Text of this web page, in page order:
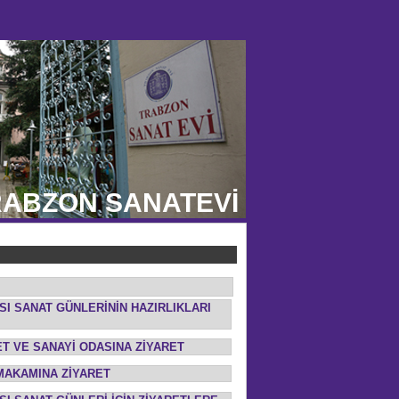
SANATEVİ
SANAT GÜNLERİNİN HAZIRLIKLARI
VE SANAYİ ODASINA ZİYARET
ZİYARET